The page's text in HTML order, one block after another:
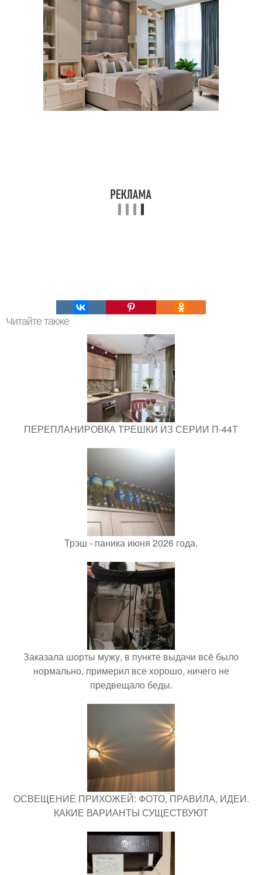
Читайте также
ПЕРЕПЛАНИРОВКА ТРЕШКИ ИЗ СЕРИИ П-44Т
Трэш - паника июня 2026 года.
Заказала шорты мужу, в пункте выдачи всё было
нормально, примерил все хорошо, ничего не
предвещало беды.
ОСВЕЩЕНИЕ ПРИХОЖЕЙ: ФОТО, ПРАВИЛА, ИДЕИ.
КАКИЕ ВАРИАНТЫ СУЩЕСТВУЮТ